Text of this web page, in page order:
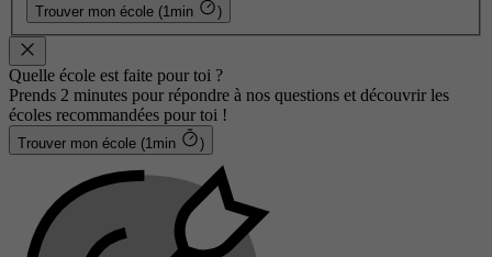
Trouver mon école (1min )
Quelle école est faite pour toi ?
Prends 2 minutes pour répondre à nos questions et découvrir les
écoles recommandées pour toi !
Trouver mon école (1min )